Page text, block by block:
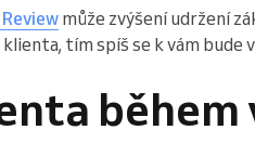
může zvýšení udržení
tím spíš se k vám bude
během